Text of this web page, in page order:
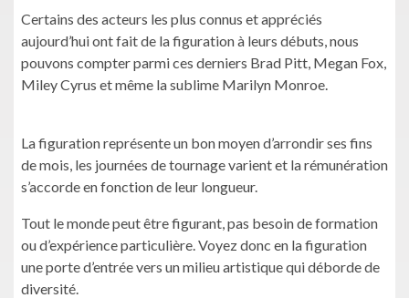
Certains des acteurs les plus connus et appréciés
aujourd’hui ont fait de la figuration à leurs débuts, nous
pouvons compter parmi ces derniers Brad Pitt, Megan Fox,
Miley Cyrus et même la sublime Marilyn Monroe.
La figuration représente un bon moyen d’arrondir ses fins
de mois, les journées de tournage varient et la rémunération
s’accorde en fonction de leur longueur.
Tout le monde peut être figurant, pas besoin de formation
ou d’expérience particulière. Voyez donc en la figuration
une porte d’entrée vers un milieu artistique qui déborde de
diversité.